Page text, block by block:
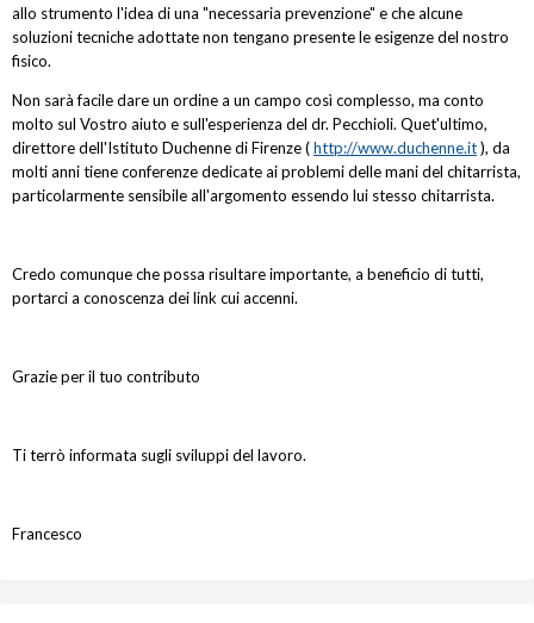
allo strumento l'idea di una "necessaria prevenzione" e che alcune
soluzioni tecniche adottate non tengano presente le esigenze del nostro
fisico.
Non sarà facile dare un ordine a un campo così complesso, ma conto
molto sul Vostro aiuto e sull'esperienza del dr. Pecchioli. Quet'ultimo,
direttore dell'Istituto Duchenne di Firenze (http://www.duchenne.it), da
molti anni tiene conferenze dedicate ai problemi delle mani del chitarrista,
particolarmente sensibile all'argomento essendo lui stesso chitarrista.
Credo comunque che possa risultare importante, a beneficio di tutti,
portarci a conoscenza dei link cui accenni.
Grazie per il tuo contributo
Ti terrò informata sugli sviluppi del lavoro.
Francesco